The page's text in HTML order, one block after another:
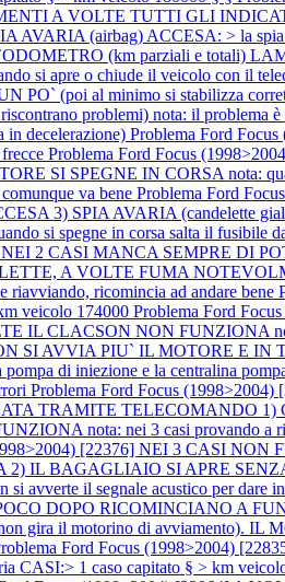
A VOLTE TUTTI GLI
AVARIA (airbag) ACCESA: > la
(km parziali e totali)
si apre o chiude il veicolo con il
PO` (poi al minimo si stabilizza
problemi) nota: il problema
in decelerazione) Problema Ford
Problema Ford Focus
SI SPEGNE IN CORSA nota:
va bene Problema Ford
3) SPIA AVARIA (candelette
si spegne in corsa salta il
NEI 2 CASI MANCA SEMPRE DI
A VOLTE FUMA
riavviando, ricomincia ad andare bene
veicolo 174000 Problema Ford
CLACSON NON FUNZIONA
SI AVVIA PIU` IL MOTORE E
di iniezione e la centralina
Problema Ford Focus
TRAMITE TELECOMANDO
nota: nei 3 casi provando a
[22376] NEI 3 CASI
IL BAGAGLIAIO SI APRE
si avverte il segnale acustico per dare
DOPO RICOMINCIANO A
gira il motorino di avviamento). IL
Ford Focus (1998>2004)
CASI:> 1 caso capitato § > km